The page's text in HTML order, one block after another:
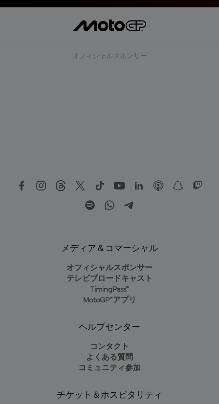
オフィシャルスポンサー
メディア＆コマーシャル
オフィシャルスポンサー
テレビブロードキャスト
TimingPass™
MotoGP™アプリ
ヘルプセンター
コンタクト
よくある質問
コミュニティ参加
チケット＆ホスピタリティ